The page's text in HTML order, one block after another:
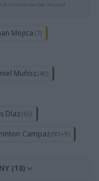
bukmacherów. Hazard
Mojica (7)
Muñoz(40)
Díaz(65)
Campaz(90+9)
(10)